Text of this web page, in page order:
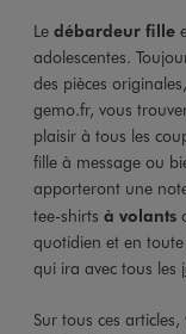
Le débardeur fille
adolescentes.
des pièces
gemo.fr, vous
plaisir à tous les
fille à message ou
apporteront une
tee-shirts à volants
quotidien et en
qui ira avec tous les
Sur tous ces